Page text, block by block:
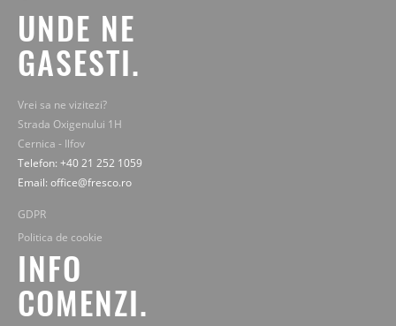
UNDE NE
GASESTI.
Vrei sa ne vizitezi?
Strada Oxigenului 1H
Cernica - Ilfov
Telefon: +40 21 252 1059
Email: office@fresco.ro
GDPR
Politica de cookie
INFO
COMENZI.